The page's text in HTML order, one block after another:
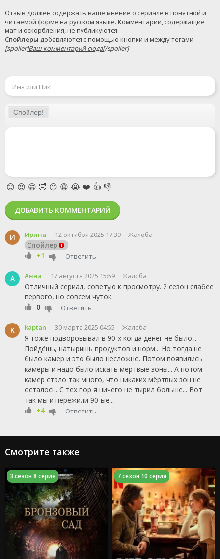
Отзыв должен содержать ваше мнение о сериале в понятной и
читаемой форме на русском языке. Комментарии, содержащие
Спойлеры добавляются с помощью кнопки и между тегами -
[spoiler]Ваш комментарий сюда[/spoiler]
И Ирина 12 октября 2025 17:39 Жалоба
Спойлер
+1
Ответить
А Анна 17 августа 2025 15:59 Жалоба
Отличный сериал, советую к просмотру. 2 сезон слабее
первого, но совсем чуток.
0
Ответить
K kaptan 30 марта 2025 04:55 Жалоба
Я тоже подворовывал в 90-х когда денег не было...
Пойдёшь, натыришь продуктов и норм... Но тогда не
было камер и это было несложно. Потом появились
камеры и надо было искать мёртвые зоны... А потом
камер стало так много, что никаких мёртвых зон не
осталось. С тех пор я ничего не тырил больше... Вот
так мы и пережили 90-ые...
+4
Ответить
😊 😍 😁 🤣 😐 😩 😭 ❤️ 👍 👎
ДОБАВИТЬ КОММЕНТАРИЙ
Смотрите также
3 сезон 8 серия 16+ 7 сезон 10 серия